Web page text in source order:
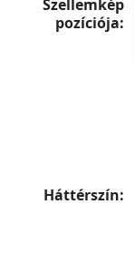
Szellemkép
pozíciója
Háttérszín